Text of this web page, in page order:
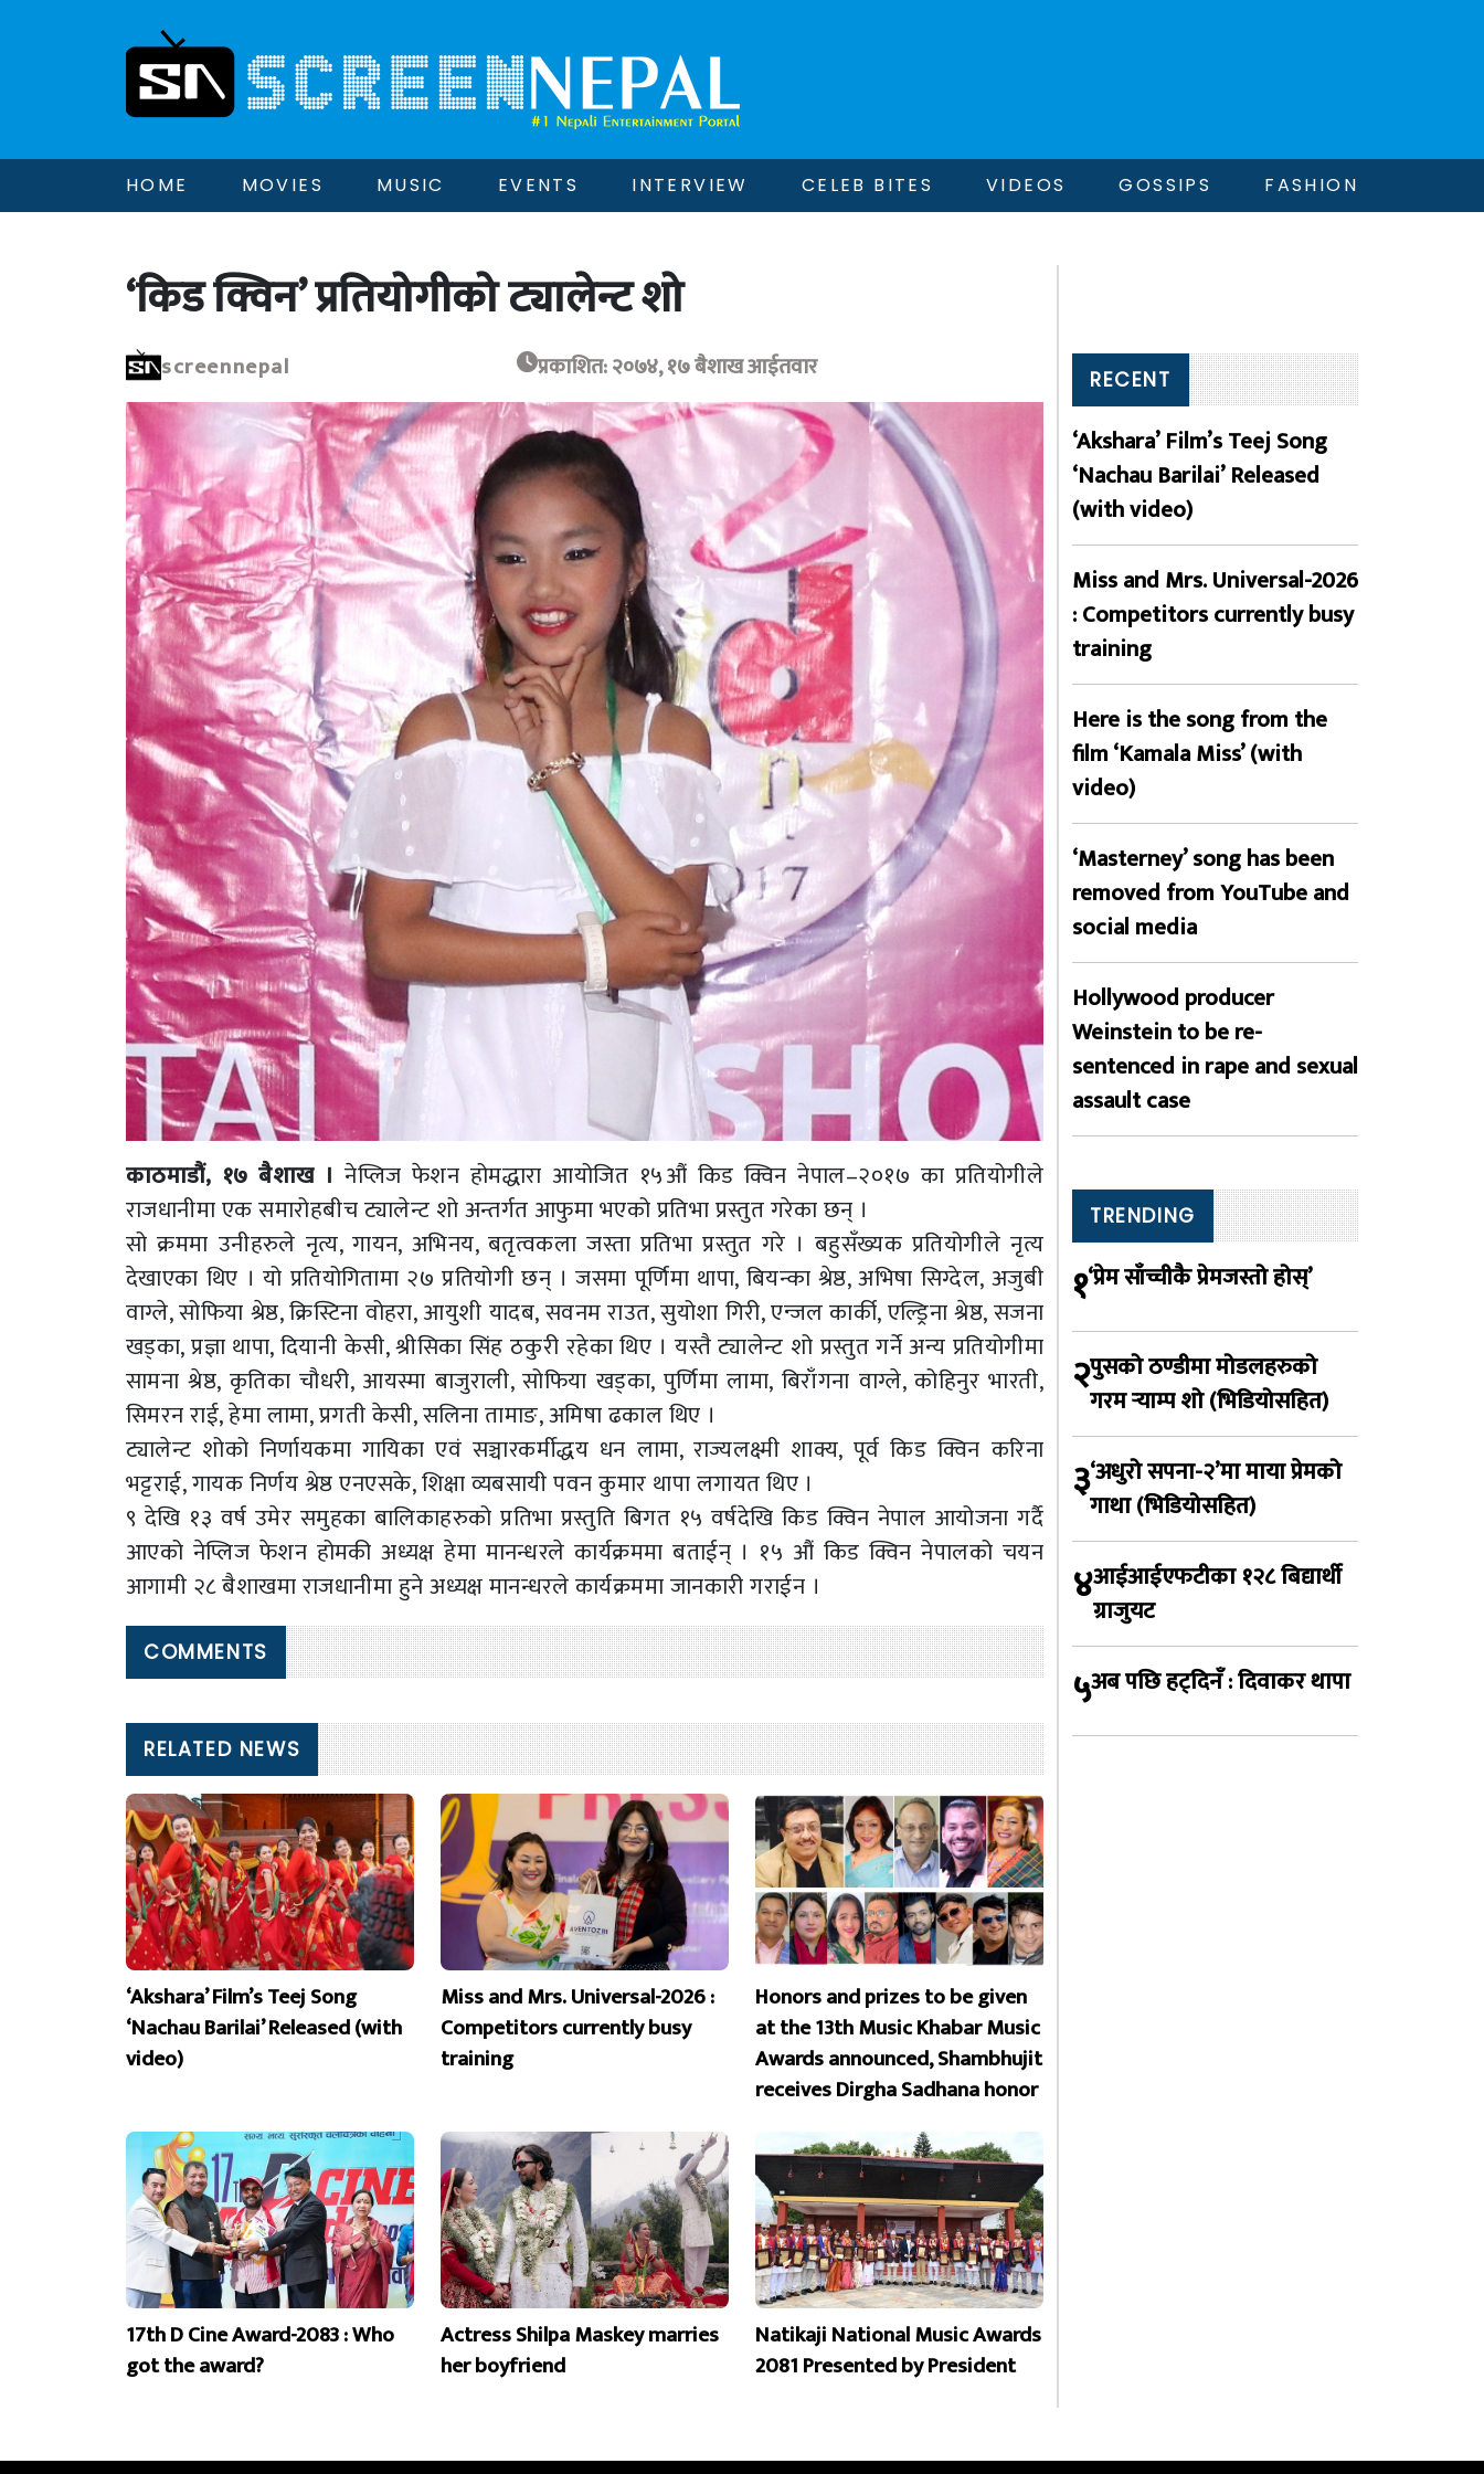
HOME MOVIES MUSIC EVENTS INTERVIEW CELEB BITES VIDEOS GOSSIPS FASHION
‘किड क्विन’ प्रतियोगीको ट्यालेन्ट शो
screennepal प्रकाशित: २०७४, १७ बैशाख आईतवार
काठमाडौं, १७ बैशाख । नेप्लिज फेशन होमद्धारा आयोजित १५औं किड क्विन नेपाल–२०१७ का प्रतियोगीले
राजधानीमा एक समारोहबीच ट्यालेन्ट शो अन्तर्गत आफुमा भएको प्रतिभा प्रस्तुत गरेका छन् ।
सो क्रममा उनीहरुले नृत्य, गायन, अभिनय, बतृत्वकला जस्ता प्रतिभा प्रस्तुत गरे । बहुसँख्यक प्रतियोगीले नृत्य
देखाएका थिए । यो प्रतियोगितामा २७ प्रतियोगी छन् । जसमा पूर्णिमा थापा, बियन्का श्रेष्ठ, अभिषा सिग्देल, अजुबी
वाग्ले, सोफिया श्रेष्ठ, क्रिस्टिना वोहरा, आयुशी यादब, सवनम राउत, सुयोशा गिरी, एन्जल कार्की, एल्ड्रिना श्रेष्ठ, सजना
खड्का, प्रज्ञा थापा, दियानी केसी, श्रीसिका सिंह ठकुरी रहेका थिए । यस्तै ट्यालेन्ट शो प्रस्तुत गर्ने अन्य प्रतियोगीमा
सामना श्रेष्ठ, कृतिका चौधरी, आयस्मा बाजुराली, सोफिया खड्का, पुर्णिमा लामा, बिराँगना वाग्ले, कोहिनुर भारती,
सिमरन राई, हेमा लामा, प्रगती केसी, सलिना तामाङ, अमिषा ढकाल थिए ।
ट्यालेन्ट शोको निर्णायकमा गायिका एवं सञ्चारकर्मीद्धय धन लामा, राज्यलक्ष्मी शाक्य, पूर्व किड क्विन करिना
भट्टराई, गायक निर्णय श्रेष्ठ एनएसके, शिक्षा व्यबसायी पवन कुमार थापा लगायत थिए ।
९ देखि १३ वर्ष उमेर समुहका बालिकाहरुको प्रतिभा प्रस्तुति बिगत १५ वर्षदेखि किड क्विन नेपाल आयोजना गर्दै
आएको नेप्लिज फेशन होमकी अध्यक्ष हेमा मानन्धरले कार्यक्रममा बताईन् । १५ औं किड क्विन नेपालको चयन
आगामी २८ बैशाखमा राजधानीमा हुने अध्यक्ष मानन्धरले कार्यक्रममा जानकारी गराईन ।
COMMENTS
RELATED NEWS
‘Akshara’ Film’s Teej Song
‘Nachau Barilai’ Released (with
video)
Miss and Mrs. Universal-2026 :
Competitors currently busy
training
Honors and prizes to be given
at the 13th Music Khabar Music
Awards announced, Shambhujit
receives Dirgha Sadhana honor
17th D Cine Award-2083 : Who
got the award?
Actress Shilpa Maskey marries
her boyfriend
Natikaji National Music Awards
2081 Presented by President
RECENT
‘Akshara’ Film’s Teej Song
‘Nachau Barilai’ Released
(with video)
Miss and Mrs. Universal-2026
: Competitors currently busy
training
Here is the song from the
film ‘Kamala Miss’ (with
video)
‘Masterney’ song has been
removed from YouTube and
social media
Hollywood producer
Weinstein to be re-
sentenced in rape and sexual
assault case
TRENDING
१‘प्रेम साँच्चीकै प्रेमजस्तो होस्’
२पुसको ठण्डीमा मोडलहरुको
गरम र्‍याम्प शो (भिडियोसहित)
३‘अधुरो सपना-२’मा माया प्रेमको
गाथा (भिडियोसहित)
४आईआईएफटीका १२८ बिद्यार्थी
ग्राजुयट
५अब पछि हट्दिनँ : दिवाकर थापा